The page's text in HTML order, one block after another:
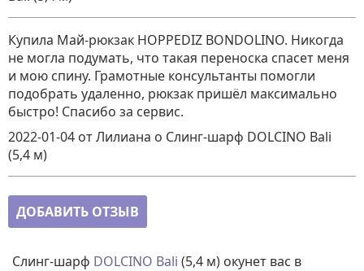
Купила Май-рюкзак HOPPEDIZ BONDOLINO. Никогда
не могла подумать, что такая переноска спасет меня
и мою спину. Грамотные консультанты помогли
подобрать удаленно, рюкзак пришёл максимально
быстро! Спасибо за сервис.
2022-01-04 от Лилиана о Слинг-шарф DOLCINO Bali
(5,4 м)
ДОБАВИТЬ ОТЗЫВ
Слинг-шарф DOLCINO Bali (5,4 м) окунет вас в